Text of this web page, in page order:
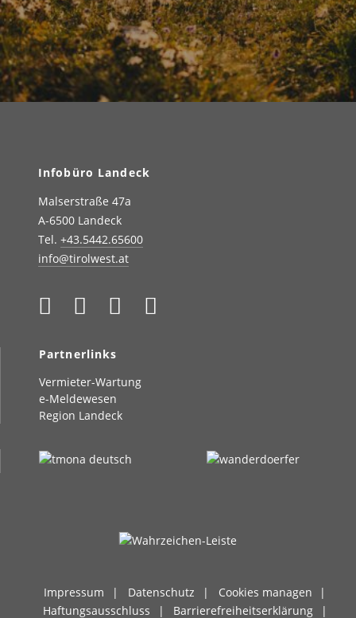
Infobüro Landeck
Malserstraße 47a
A-6500 Landeck
Tel. +43.5442.65600
info@tirolwest.at
Partnerlinks
Vermieter-Wartung
e-Meldewesen
Region Landeck
Impressum Datenschutz
Cookies managen
Haftungsausschluss
Barrierefreiheitserklärung